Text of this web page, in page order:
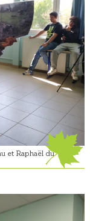
et Raphaël du